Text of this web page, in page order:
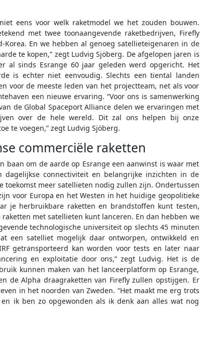
eens voor welk raketmodel we het zouden bouwen.
met twee toonaangevende raketbedrijven, Firefly
Korea. En we hebben al genoeg satellieteigenaren in de
te kopen,” zegt Ludvig Sjöberg. De afgelopen jaren is
al sinds Esrange 60 jaar geleden werd opgericht. Het
is echter niet eenvoudig. Slechts een tiental landen
voor de meeste leden van het projectteam, net als voor
een nieuwe ervaring. “Voor ons is samenwerking
de Global Spaceport Alliance delen we ervaringen met
over de hele wereld. Dit zal ons helpen bij onze
te voegen,” zegt Ludvig Sjöberg.
commerciële raketten
om de aarde op Esrange een aanwinst is waar met
connectiviteit en belangrijke inzichten in de
meer satellieten nodig zullen zijn. Ondertussen
voor Europa en het Westen in het huidige geopolitieke
je herbruikbare raketten en brandstoffen kunt testen,
met satellieten kunt lanceren. En dan hebben we
technologische universiteit op slechts 45 minuten
een satelliet mogelijk daar ontworpen, ontwikkeld en
getransporteerd kan worden voor tests en later naar
en exploitatie door ons,” zegt Ludvig. Het is de
kunnen maken van het lanceerplatform op Esrange,
de Alpha draagraketten van Firefly zullen opstijgen. Er
in het noorden van Zweden. “Het maakt me erg trots
ik ben zo opgewonden als ik denk aan alles wat nog